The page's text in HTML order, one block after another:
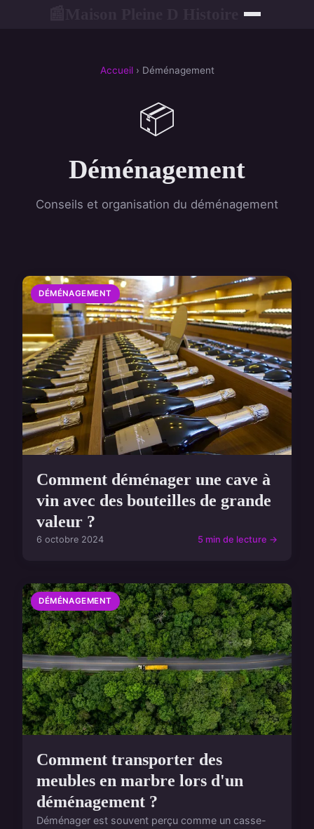
Accueil› Déménagement
📦
Déménagement
Conseils et organisation du déménagement
DÉMÉNAGEMENT
Comment déménager une cave à
vin avec des bouteilles de grande
valeur ?
6 octobre 2024 5 min de lecture →
DÉMÉNAGEMENT
Comment transporter des
meubles en marbre lors d'un
déménagement ?
Déménager est souvent perçu comme un casse-